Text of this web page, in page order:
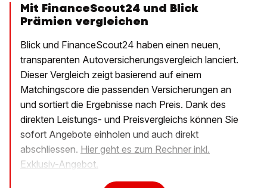
Mit FinanceScout24 und Blick
Prämien vergleichen
Blick und FinanceScout24 haben einen neuen,
transparenten Autoversicherungsvergleich lanciert.
Dieser Vergleich zeigt basierend auf einem
Matchingscore die passenden Versicherungen an
und sortiert die Ergebnisse nach Preis. Dank des
direkten Leistungs- und Preisvergleichs können Sie
sofort Angebote einholen und auch direkt
abschliessen. Hier geht es zum Rechner inkl.
Exklusiv-Angebot.